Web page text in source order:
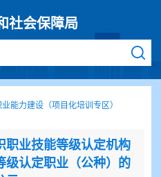
社会保障局
业能力建设（项目化培训专区）
职业技能等级认定机构
级认定职业（公种）的